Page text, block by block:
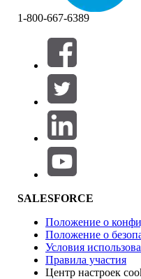
Фильтры (0)
ВЫБРАТЬ ФИЛЬТРЫ
Область продуктов
Влияние на функции
1-800-667-6389
SALESFORCE
Положение о
Положение о
Условия
Правила участия
Центр настроек